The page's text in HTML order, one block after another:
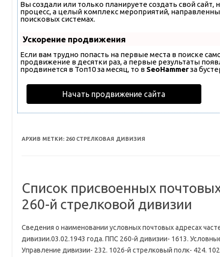
Вы создали или только планируете создать свой
процесс, а целый комплекс мероприятий,
поисковых системах.
Ускорение продвижения
Если вам трудно попасть на первые места в поиске
продвижение в десятки раз, а первые результаты
продвинется в Топ10 за месяц, то в SeoHammerза
Начать продвижение сайта
АРХИВ МЕТКИ: 260 СТРЕЛКОВАЯ ДИВИЗИЯ
Список присвоенных
260-й стрелковой дивизии
Сведения о наименовании условных почтовых адресах
дивизии.03.02.1943 года. ППС 260-й дивизии- 1613.
Управление дивизии- 232. 1026-й стрелковый полк- 424.